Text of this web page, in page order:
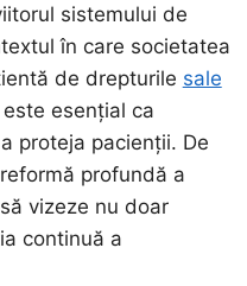
sistemului de
în care societatea
de drepturile sale
esențial ca
proteja pacienții. De
profundă a
vizeze nu doar
continuă a